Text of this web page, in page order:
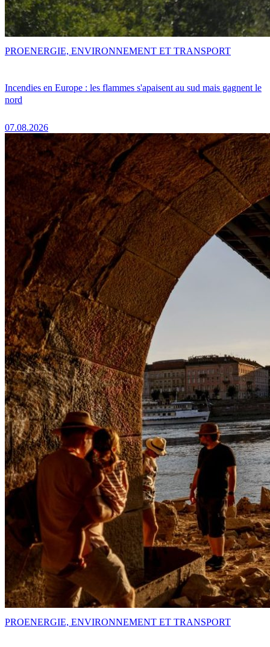
Incendies en Europe : les flammes s'apaisent au sud mais gagnent le
nord
07.08.2026
PROENERGIE, ENVIRONNEMENT ET TRANSPORT
PROENERGIE, ENVIRONNEMENT ET TRANSPORT